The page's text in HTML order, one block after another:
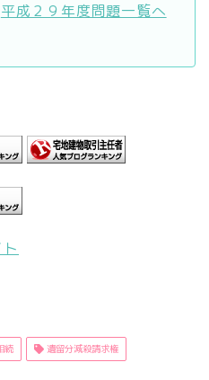
平成２９年度問題一覧へ
続 遺留分減殺請求権